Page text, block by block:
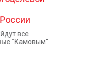
все
"Камовым"